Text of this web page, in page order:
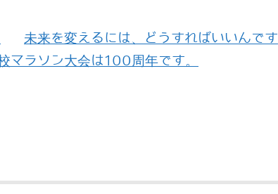
未来を変えるには、どうすればいいんです
マラソン大会は100周年です。